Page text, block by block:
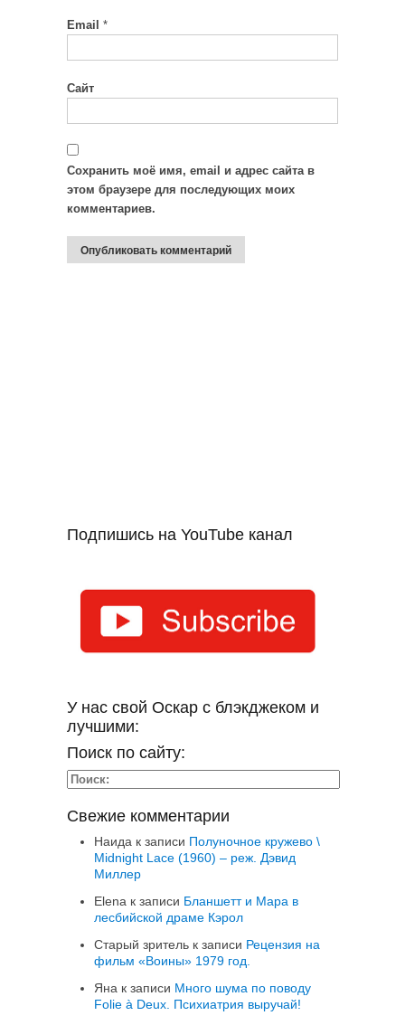
Email *
Сайт
Сохранить моё имя, email и адрес сайта в
этом браузере для последующих моих
комментариев.
Подпишись на YouTube канал
У нас свой Оскар с блэкджеком и
лучшими:
Поиск по сайту:
Свежие комментарии
Наида к записи Полуночное кружево \
Midnight Lace (1960) – реж. Дэвид
Миллер
Elena к записи Бланшетт и Мара в
лесбийской драме Кэрол
Старый зритель к записи Рецензия на
фильм «Воины» 1979 год.
Яна к записи Много шума по поводу
Folie à Deux. Психиатрия выручай!